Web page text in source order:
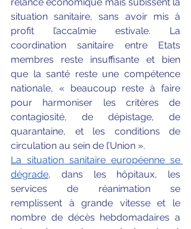
situation sanitaire, sans avoir mis à
profit l’accalmie estivale. La
coordination sanitaire entre Etats
membres reste insuffisante et bien
que la santé reste une compétence
nationale, « beaucoup reste à faire
pour harmoniser les critères de
contagiosité, de dépistage, de
quarantaine, et les conditions de
circulation au sein de l’Union ».
La situation sanitaire européenne se
dégrade, dans les hôpitaux, les
services de réanimation se
remplissent à grande vitesse et le
nombre de décès hebdomadaires a